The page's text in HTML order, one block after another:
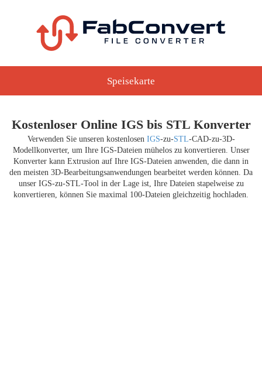
Speisekarte
Kostenloser Online IGS bis STL Konverter
Verwenden Sie unseren kostenlosen IGS-zu-STL-CAD-zu-3D-
Modellkonverter, um Ihre IGS-Dateien mühelos zu konvertieren. Unser
Konverter kann Extrusion auf Ihre IGS-Dateien anwenden, die dann in
den meisten 3D-Bearbeitungsanwendungen bearbeitet werden können. Da
unser IGS-zu-STL-Tool in der Lage ist, Ihre Dateien stapelweise zu
konvertieren, können Sie maximal 100-Dateien gleichzeitig hochladen.